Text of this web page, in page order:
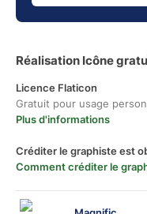
Réalisation Icône
Licence Flaticon
Gratuit pour usage
Plus d'informations
Créditer le graphiste est
Comment créditer le